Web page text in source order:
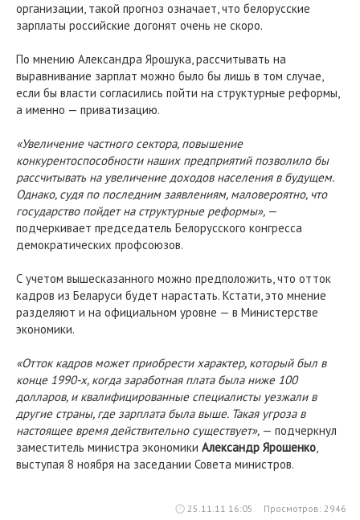
организации, такой прогноз означает, что белорусские
зарплаты российские догонят очень не скоро.
По мнению Александра Ярошука, рассчитывать на
выравнивание зарплат можно было бы лишь в том случае,
если бы власти согласились пойти на структурные реформы,
а именно — приватизацию.
«Увеличение частного сектора, повышение
конкурентоспособности наших предприятий позволило бы
рассчитывать на увеличение доходов населения в будущем.
Однако, судя по последним заявлениям, маловероятно, что
государство пойдет на структурные реформы», —
подчеркивает председатель Белорусского конгресса
демократических профсоюзов.
С учетом вышесказанного можно предположить, что отток
кадров из Беларуси будет нарастать. Кстати, это мнение
разделяют и на официальном уровне — в Министерстве
экономики.
«Отток кадров может приобрести характер, который был в
конце 1990-х, когда заработная плата была ниже 100
долларов, и квалифицированные специалисты уезжали в
другие страны, где зарплата была выше. Такая угроза в
настоящее время действительно существует», — подчеркнул
заместитель министра экономики Александр Ярошенко,
выступая 8 ноября на заседании Совета министров.
25.11.11 16:05 Просмотров: 2946